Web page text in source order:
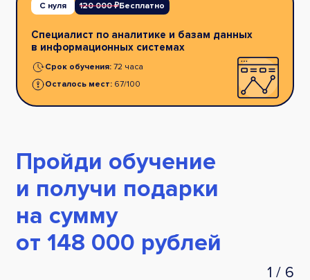
С нуля 120 000 ₽Бесплатно
Специалист по аналитике и базам данных
в информационных системах
Срок обучения: 72 часа
Осталось мест: 67/100
Пройди обучение
и получи подарки
на сумму
от 148 000 рублей
1 / 6